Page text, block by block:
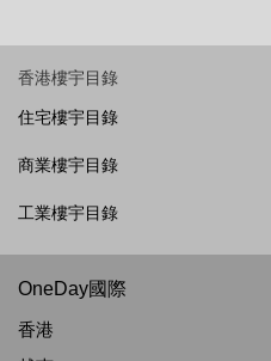
香港樓宇目錄
住宅樓宇目錄
商業樓宇目錄
工業樓宇目錄
OneDay國際
香港